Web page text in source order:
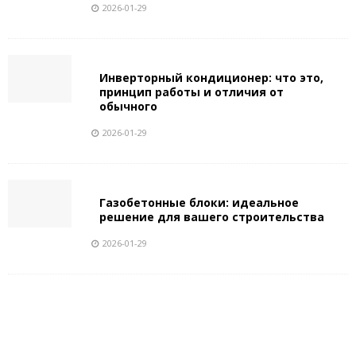
2026-01-29
Инверторный кондиционер: что это,
принцип работы и отличия от
обычного
2026-01-29
Газобетонные блоки: идеальное
решение для вашего строительства
2026-01-29